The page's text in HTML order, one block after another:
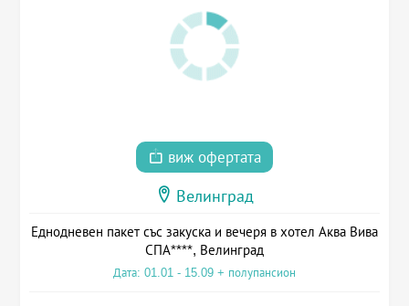
виж офертата
Велинград
Еднодневен пакет със закуска и вечеря в хотел Аква Вива
СПА****, Велинград
Дата: 01.01 - 15.09 + полупансион